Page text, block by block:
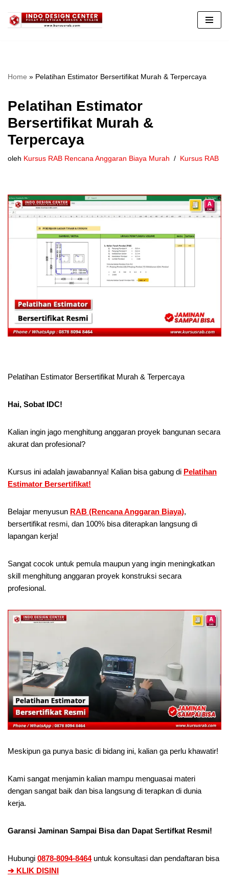
Lompat
Home » Pelatihan Estimator Bersertifikat Murah & Terpercaya
Pelatihan Estimator
Bersertifikat Murah &
Terpercaya
oleh Kursus RAB Rencana Anggaran Biaya Murah Kursus RAB
Pelatihan Estimator Bersertifikat Murah & Terpercaya
Hai, Sobat IDC!
Kalian ingin jago menghitung anggaran proyek bangunan secara
akurat dan profesional?
Kursus ini adalah jawabannya! Kalian bisa gabung di Pelatihan
Estimator Bersertifikat!
Belajar menyusun RAB (Rencana Anggaran Biaya),
bersertifikat resmi, dan 100% bisa diterapkan langsung di
lapangan kerja!
Sangat cocok untuk pemula maupun yang ingin meningkatkan
skill menghitung anggaran proyek konstruksi secara
profesional.
Meskipun ga punya basic di bidang ini, kalian ga perlu khawatir!
Kami sangat menjamin kalian mampu menguasai materi
dengan sangat baik dan bisa langsung di terapkan di dunia
kerja.
Garansi Jaminan Sampai Bisa dan Dapat Sertifkat Resmi!
Hubungi 0878-8094-8464untuk konsultasi dan pendaftaran bisa
➔ KLIK DISINI